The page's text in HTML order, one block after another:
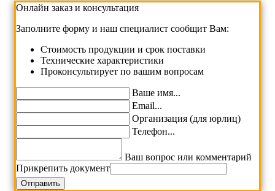
Онлайн заказ и консультация
Заполните форму и наш специалист сообщит Вам:
Cтоимость продукции и срок поставки
Технические характеристики
Проконсультирует по вашим вопросам
Ваше имя...
Email...
Организация (для юрлиц)
Телефон...
Ваш вопрос или комментарий
Прикрепить документ